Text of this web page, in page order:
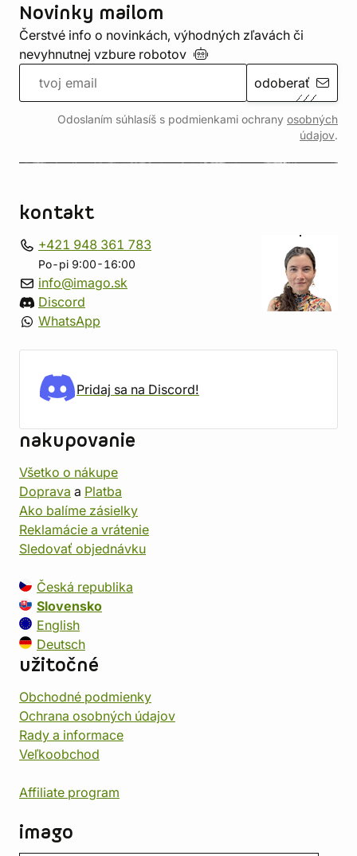
Novinky mailom
Čerstvé info o novinkách, výhodných zľavách či
nevyhnutnej vzbure robotov
odoberať
Odoslaním súhlasíš s podmienkami ochrany osobných
údajov.
kontakt
+421 948 361 783
Po-pi 9:00-16:00
info@imago.sk
Discord
WhatsApp
Pridaj sa na Discord!
nakupovanie
Všetko o nákupe
Doprava a Platba
Ako balíme zásielky
Reklamácie a vrátenie
Sledovať objednávku
Česká republika
Slovensko
English
Deutsch
užitočné
Obchodné podmienky
Ochrana osobných údajov
Rady a informace
Veľkoobchod
Affiliate program
imago